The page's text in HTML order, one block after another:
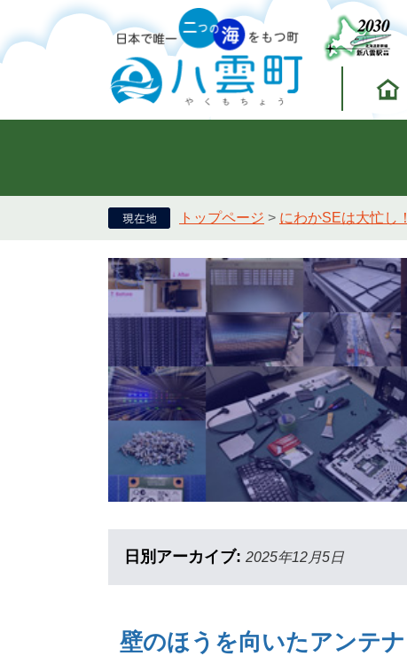
トップページ > にわかSEは大忙し！
日別アーカイブ: 2025年12月5日
壁のほうを向いたアンテナ